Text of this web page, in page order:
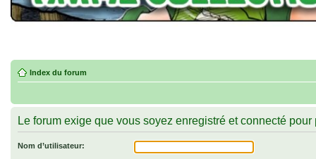
Index du forum
Le forum exige que vous soyez enregistré et connecté
Nom d’utilisateur: